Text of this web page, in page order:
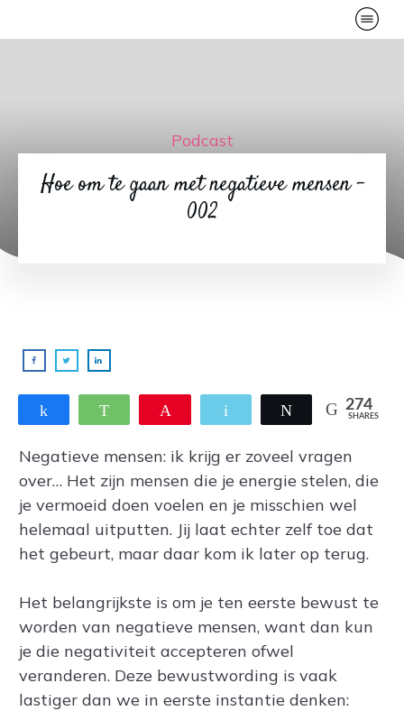
Podcast
Hoe om te gaan met negatieve mensen –
002
WhatsApp Tweet 274
SHARES
Negatieve mensen: ik krijg er zoveel vragen
over… Het zijn mensen die je energie stelen, die
je vermoeid doen voelen en je misschien wel
helemaal uitputten. Jij laat echter zelf toe dat
het gebeurt, maar daar kom ik later op terug.
Het belangrijkste is om je ten eerste bewust te
worden van negatieve mensen, want dan kun
je die negativiteit accepteren ofwel
veranderen. Deze bewustwording is vaak
lastiger dan we in eerste instantie denken: